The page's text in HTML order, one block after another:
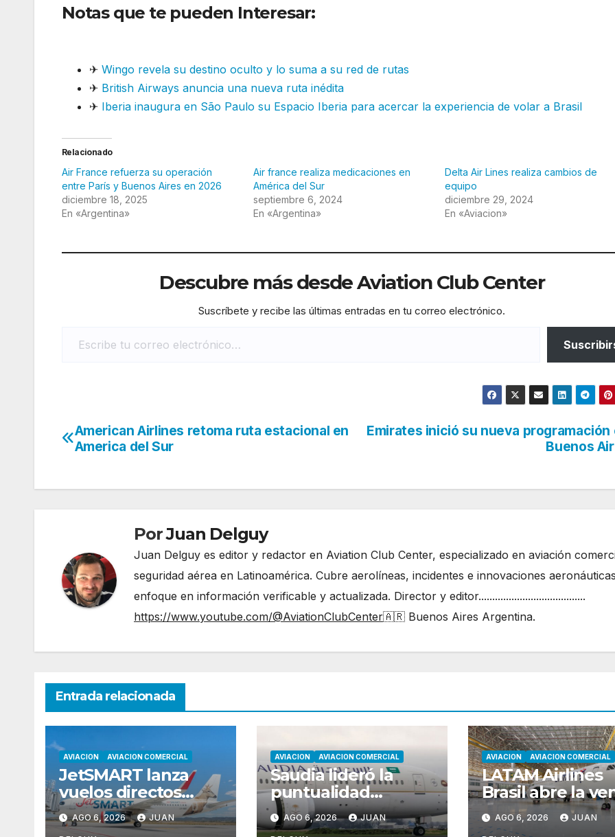
Notas que te pueden Interesar:
✈ Wingo revela su destino oculto y lo suma a su red de rutas
✈ British Airways anuncia una nueva ruta inédita
✈ Iberia inaugura en São Paulo su Espacio Iberia para acercar la experiencia de volar a Brasil
Relacionado
Air France refuerza su operación
entre París y Buenos Aires en 2026
diciembre 18, 2025
En «Argentina»
Air france realiza medicaciones en
América del Sur
septiembre 6, 2024
En «Argentina»
Delta Air Lines realiza cambios de
equipo
diciembre 29, 2024
En «Aviacion»
Descubre más desde Aviation Club Center
Suscríbete y recibe las últimas entradas en tu correo electrónico.
Navegación
entradas
Emirates inició su nueva programación
Buenos
American Airlines retoma ruta estacional en
America del Sur
PorJuan Delguy
Juan Delguy es editor y redactor en Aviation Club Center, especializado en aviación
seguridad aérea en Latinoamérica. Cubre aerolíneas, incidentes e innovaciones
enfoque en información verificable y actualizada. Director y editor.......................................
https://www.youtube.com/@AviationClubCenter🇦🇷 Buenos Aires Argentina.
Entrada relacionada
AVIACION AVIACION COMERCIAL
JetSMART lanza
vuelos directos
entre Córdoba y
Florianópolis
AGO 6, 2026 JUAN
AVIACION AVIACION COMERCIAL
Saudia lideró la
puntualidad
mundial en julio,
según Cirium
AGO 6, 2026 JUAN
AVIACION AVIACION COMERCIAL
LATAM Airlines
Brasil abre la
de pasajes para
nuevos Embraer
AGO 6, 2026 JUAN